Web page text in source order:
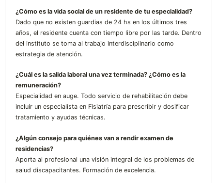
¿Cómo es la vida social de un residente de tu especialidad?
Dado que no existen guardias de 24 hs en los últimos tres
años, el residente cuenta con tiempo libre por las tarde. Dentro
del instituto se toma al trabajo interdisciplinario como
estrategia de atención.
¿Cuál es la salida laboral una vez terminada? ¿Cómo es la
remuneración?
Especialidad en auge. Todo servicio de rehabilitación debe
incluír un especialista en Fisiatría para prescribir y dosificar
tratamiento y ayudas técnicas.
¿Algún consejo para quiénes van a rendir examen de
residencias?
Aporta al profesional una visión integral de los problemas de
salud discapacitantes. Formación de excelencia.